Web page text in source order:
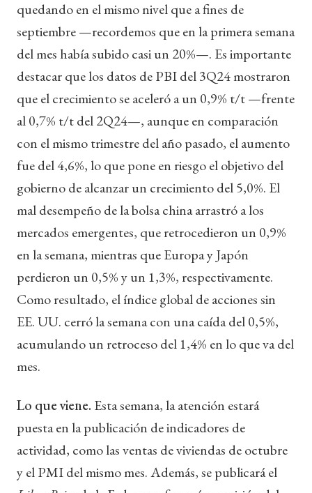
quedando en el mismo nivel que a fines de
septiembre —recordemos que en la primera semana
del mes había subido casi un 20%—. Es importante
destacar que los datos de PBI del 3Q24 mostraron
que el crecimiento se aceleró a un 0,9% t/t —frente
al 0,7% t/t del 2Q24—, aunque en comparación
con el mismo trimestre del año pasado, el aumento
fue del 4,6%, lo que pone en riesgo el objetivo del
gobierno de alcanzar un crecimiento del 5,0%. El
mal desempeño de la bolsa china arrastró a los
mercados emergentes, que retrocedieron un 0,9%
en la semana, mientras que Europa y Japón
perdieron un 0,5% y un 1,3%, respectivamente.
Como resultado, el índice global de acciones sin
EE. UU. cerró la semana con una caída del 0,5%,
acumulando un retroceso del 1,4% en lo que va del
mes.
Lo que viene. Esta semana, la atención estará
puesta en la publicación de indicadores de
actividad, como las ventas de viviendas de octubre
y el PMI del mismo mes. Además, se publicará el